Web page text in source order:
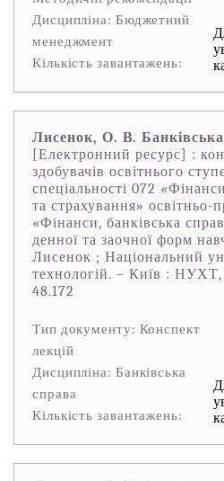
Дисципліна: Бюджетний
менеджмент
Кількість завантажень:
Лисенок, О. В.
[Електронний ресурс] :
здобувачів освітнього
спеціальності 072
та страхування» освітньо-
«Фінанси, банківська
денної та заочної форм
Лисенок ; Національний
технологій. – Київ :
48.172
Тип документу: Конспект
лекцій
Дисципліна: Банківська
справа
Кількість завантажень: